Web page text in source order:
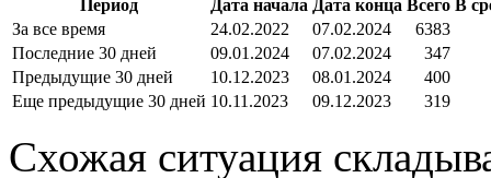
Период Дата начала Дата конца Всего В
За все время
24.02.2022 07.02.2024
6383
Последние 30 дней
09.01.2024 07.02.2024
347
Предыдущие 30 дней
10.12.2023 08.01.2024
400
Еще предыдущие 30 дней 10.11.2023 09.12.2023 319
Схожая ситуация